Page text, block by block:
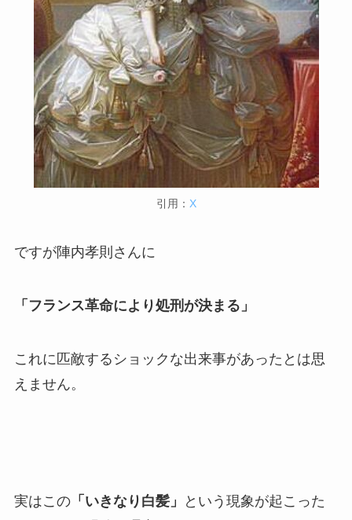
引用： X
ですが陣内孝則さんに
「フランス革命により処刑が決まる」
これに匹敵するショックな出来事があったとは思
えません。
実はこの「いきなり白髪」
という現象が起こった